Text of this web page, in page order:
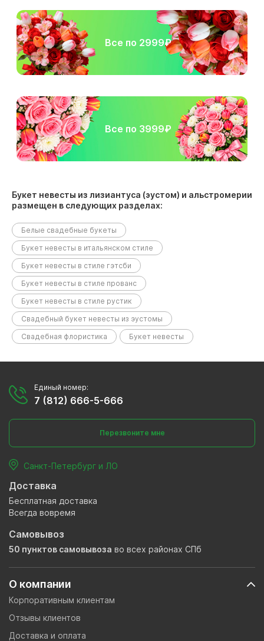
Все по 2999₽
Все по 3999₽
Букет невесты из лизиантуса (эустом) и альстромерии
размещен в следующих разделах:
Белые свадебные букеты
Букет невесты в итальянском стиле
Букет невесты в стиле гэтсби
Букет невесты в стиле прованс
Букет невесты в стиле рустик
Свадебный букет невесты из эустомы
Свадебная флористика
Букет невесты
О компании
Корпоративным клиентам
Отзывы клиентов
Доставка и оплата
Единый номер:
7 (812) 666-5-666
Перезвоните мне
Санкт-Петербург и ЛО
Доставка
Бесплатная доставка
Всегда вовремя
Самовывоз
50 пунктов самовывоза во всех районах СПб